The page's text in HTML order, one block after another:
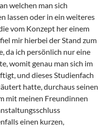
welchen man sich
lassen oder in ein weiteres
vom Konzept her einem
mir hierbei der Stand zum
da ich persönlich nur eine
womit genau man sich im
und dieses Studienfach
hatte, durchaus seinen
mit meinen Freundinnen
einen kurzen,